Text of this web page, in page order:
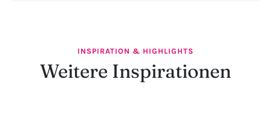
INSPIRATION & HIGHLIGHTS
Weitere Inspirationen